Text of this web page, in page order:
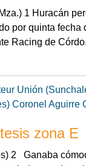
1 Huracán
por quinta fecha
Racing de
Unión
Coronel Aguirre
zona E
2 Ganaba